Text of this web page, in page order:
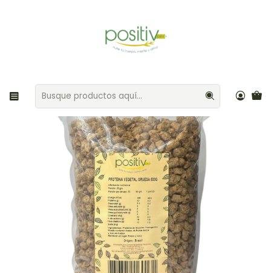
Granos / Legumbres
Proteína de Soya Gruesa No transgénica 500gr Positiv